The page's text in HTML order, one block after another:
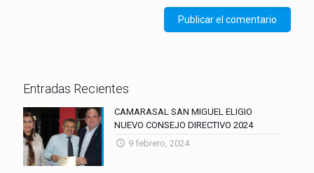
Entradas Recientes
CAMARASAL SAN MIGUEL ELIGIO
NUEVO CONSEJO DIRECTIVO 2024
9 febrero, 2024